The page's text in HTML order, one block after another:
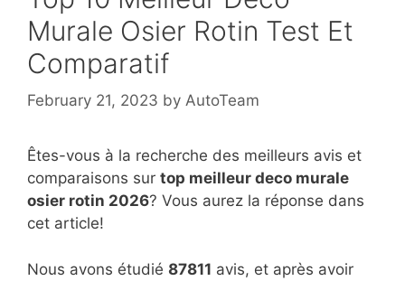
Murale Osier Rotin Test Et
Comparatif
February 21, 2023 by AutoTeam
Êtes-vous à la recherche des meilleurs avis et
comparaisons sur top meilleur deco murale
osier rotin 2026? Vous aurez la réponse dans
cet article!
Nous avons étudié 87811 avis, et après avoir